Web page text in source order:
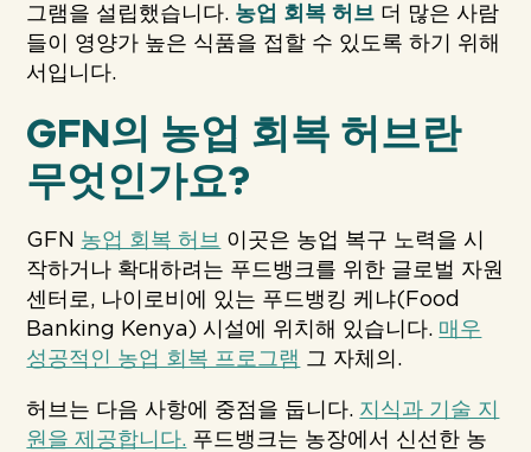
그램을 설립했습니다. 농업 회복 허브 더 많은 사람
들이 영양가 높은 식품을 접할 수 있도록 하기 위해
서입니다.
GFN의 농업 회복 허브란
무엇인가요?
GFN 농업 회복 허브 이곳은 농업 복구 노력을 시
작하거나 확대하려는 푸드뱅크를 위한 글로벌 자원
센터로, 나이로비에 있는 푸드뱅킹 케냐(Food
Banking Kenya) 시설에 위치해 있습니다. 매우
성공적인 농업 회복 프로그램 그 자체의.
허브는 다음 사항에 중점을 둡니다. 지식과 기술 지
원을 제공합니다. 푸드뱅크는 농장에서 신선한 농